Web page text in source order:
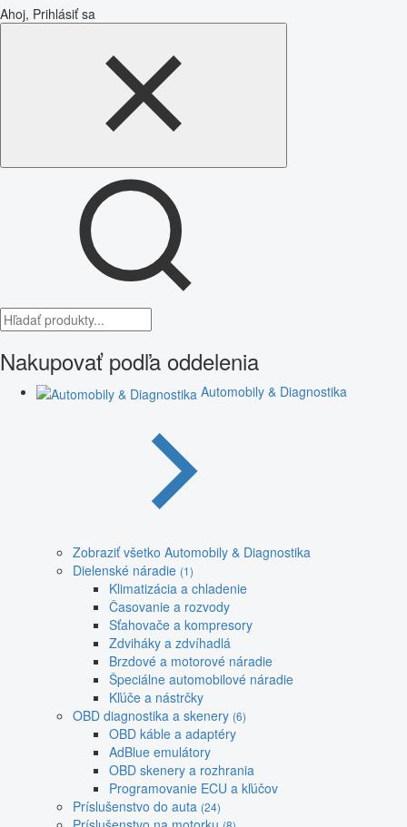
Ahoj, Prihlásiť sa
Nakupovať podľa oddelenia
Automobily & Diagnostika
Zobraziť všetko Automobily & Diagnostika
Dielenské náradie (1)
Klimatizácia a chladenie
Časovanie a rozvody
Sťahovače a kompresory
Zdviháky a zdvíhadlá
Brzdové a motorové náradie
Špeciálne automobilové náradie
Kľúče a nástrčky
OBD diagnostika a skenery (6)
OBD káble a adaptéry
AdBlue emulátory
OBD skenery a rozhrania
Programovanie ECU a kľúčov
Príslušenstvo do auta (24)